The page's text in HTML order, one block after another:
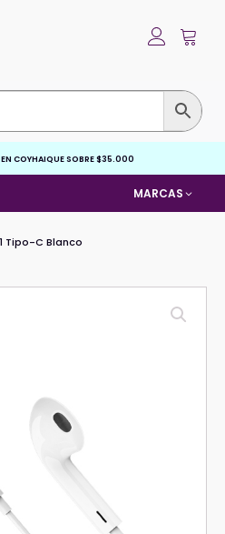
COYHAIQUE SOBRE $35.000
MARCAS
Tipo-C Blanco